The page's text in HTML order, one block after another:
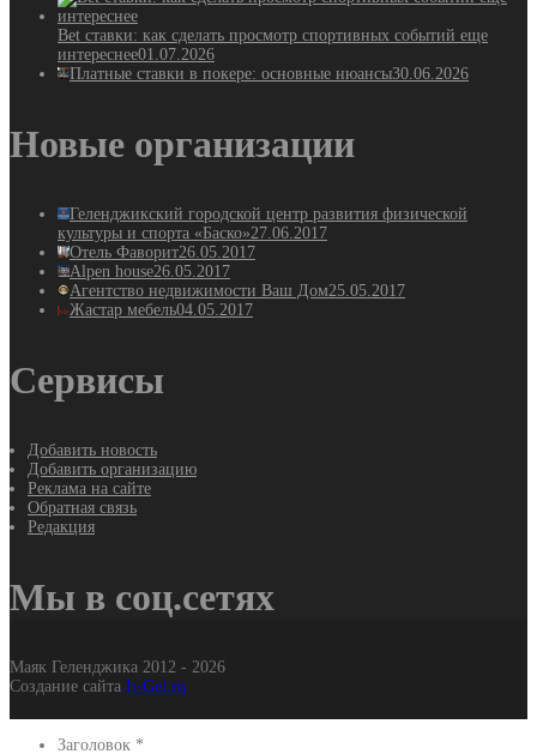
Bet ставки: как сделать просмотр спортивных событий еще
интереснее01.07.2026
Платные ставки в покере: основные нюансы30.06.2026
Новые организации
Геленджикский городской центр развития физической
культуры и спорта «Баско»27.06.2017
Отель Фаворит26.05.2017
Alpen house26.05.2017
Агентство недвижимости Ваш Дом25.05.2017
Жастар мебель04.05.2017
Сервисы
Добавить новость
Добавить организацию
Реклама на сайте
Обратная связь
Редакция
Мы в соц.сетях
Маяк Геленджика 2012 - 2026
Создание сайта It-Gel.ru
Заголовок *